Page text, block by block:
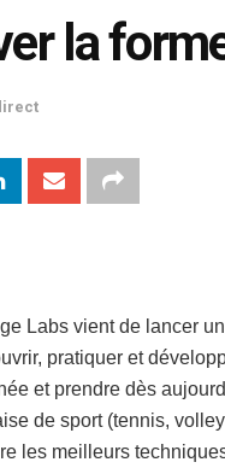
la
Labs vient de lancer
pratiquer et
et prendre dès
de sport (tennis,
les meilleurs